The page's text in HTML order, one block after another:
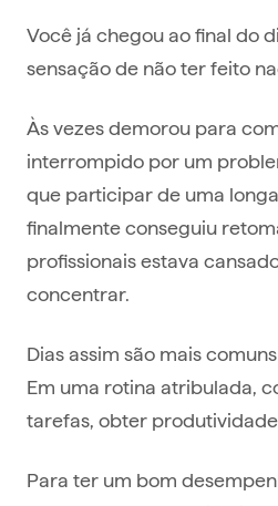
Você já chegou ao final do
sensação de não ter feito
Às vezes demorou para
interrompido por um
que participar de uma
finalmente conseguiu
profissionais estava
concentrar.
Dias assim são mais
Em uma rotina atribulada,
tarefas, obter
Para ter um bom